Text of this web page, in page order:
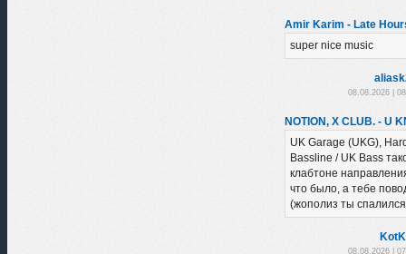
Amir Karim - Late
super nice music
08.08.2026 |
NOTION, X CLUB. - U
UK Garage (UKG),
Bassline / UK Bass
клабтоне
что было, а тебе
(жополиз ты
08.08.2026 |